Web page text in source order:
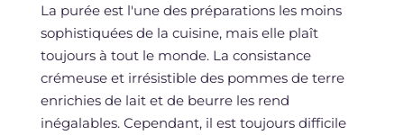
La purée est l'une des préparations les moins
sophistiquées de la cuisine, mais elle plaît
toujours à tout le monde. La consistance
crémeuse et irrésistible des pommes de terre
enrichies de lait et de beurre les rend
inégalables. Cependant, il est toujours difficile